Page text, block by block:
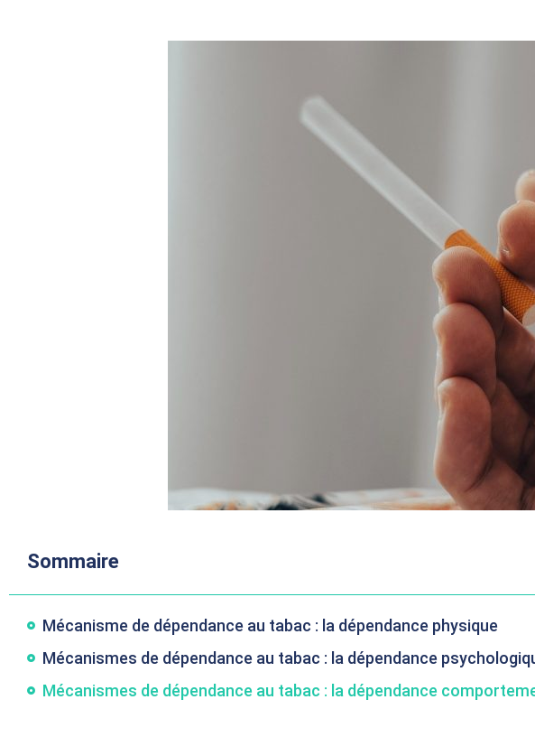
Sommaire
Mécanisme de dépendance au tabac : la dépendance physique
Mécanismes de dépendance au tabac : la dépendance
Mécanismes de dépendance au tabac : la dépendance